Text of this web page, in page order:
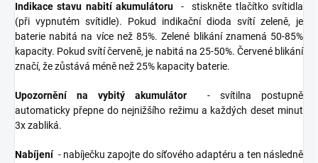
Indikace stavu nabití akumulátoru -
stiskněte tlačítko svítidla
(při vypnutém svítidle). Pokud indikační dioda svítí zeleně, je
baterie nabitá na více než 85%. Zelené blikání znamená 50-85%
kapacity. Pokud svítí červeně, je nabitá na 25-50%. Červené blikání
značí, že zůstává méně než 25% kapacity baterie.
Upozornění na vybitý akumulátor
- svítilna postupně
automaticky přepne do nejnižšího režimu a každých deset minut
3x zabliká.
Nabíjení - nabíječku zapojte do síťového adaptéru a ten následně